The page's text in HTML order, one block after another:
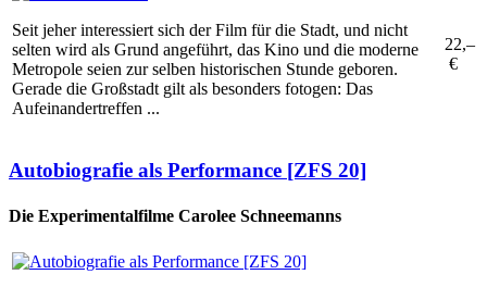
Seit jeher interessiert sich der Film für die Stadt, und nicht
selten wird als Grund angeführt, das Kino und die moderne
Metropole seien zur selben historischen Stunde geboren.
Gerade die Großstadt gilt als besonders fotogen: Das
Aufeinandertreffen ...
22,–
€
Autobiografie als Performance [ZFS 20]
Die Experimentalfilme Carolee Schneemanns